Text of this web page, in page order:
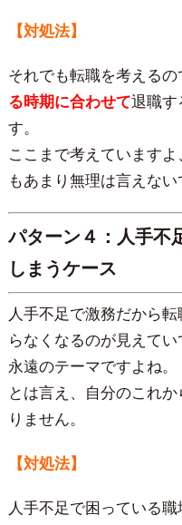
【対処法】
それでも転職を考えるの
る時期に合わせて退職す
す。
ここまで考えています
もあまり無理は言えない
パターン４：人手不
しまうケース
人手不足で激務だから
らなくなるのが見えて
永遠のテーマですよね。
とは言え、自分のこれ
りません。
【対処法】
人手不足で困っている